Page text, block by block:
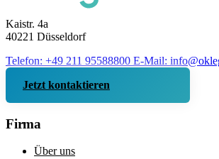
Kaistr. 4a
40221 Düsseldorf
Telefon: +49 211 95588800 E-Mail:
Jetzt kontaktieren
Firma
Über uns